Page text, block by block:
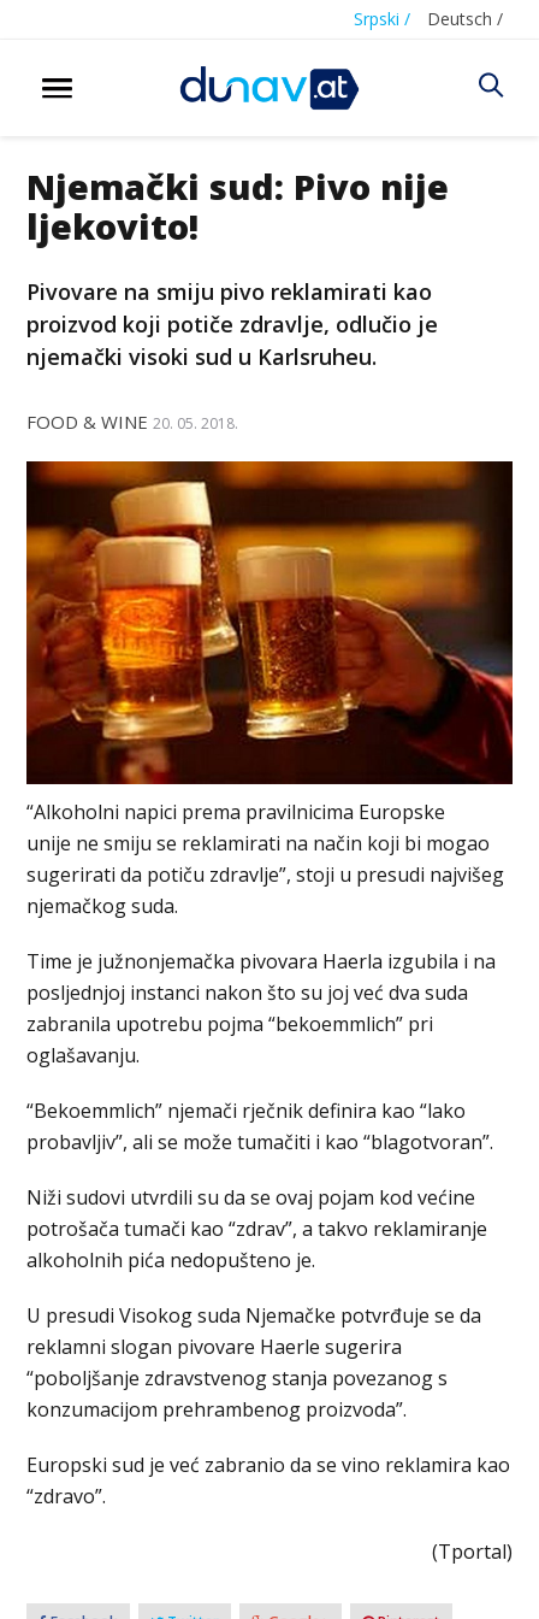
Srpski / Deutsch /
Njemački sud: Pivo nije
ljekovito!
Pivovare na smiju pivo reklamirati kao
proizvod koji potiče zdravlje, odlučio je
njemački visoki sud u Karlsruheu.
FOOD & WINE 20. 05. 2018.
“Alkoholni napici prema pravilnicima Europske
unije ne smiju se reklamirati na način koji bi mogao
sugerirati da potiču zdravlje”, stoji u presudi najvišeg
njemačkog suda.
Time je južnonjemačka pivovara Haerla izgubila i na
posljednjoj instanci nakon što su joj već dva suda
zabranila upotrebu pojma “bekoemmlich” pri
oglašavanju.
“Bekoemmlich” njemači rječnik definira kao “lako
probavljiv”, ali se može tumačiti i kao “blagotvoran”.
Niži sudovi utvrdili su da se ovaj pojam kod većine
potrošača tumači kao “zdrav”, a takvo reklamiranje
alkoholnih pića nedopušteno je.
U presudi Visokog suda Njemačke potvrđuje se da
reklamni slogan pivovare Haerle sugerira
“poboljšanje zdravstvenog stanja povezanog s
konzumacijom prehrambenog proizvoda”.
Europski sud je već zabranio da se vino reklamira kao
“zdravo”.
(Tportal)